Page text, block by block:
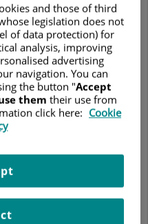
Pozuelo
Juan Bravo
and those of third
legislation does not
of data protection) for
analysis, improving
advertising
navigation. You can
the button "Accept
them their use from
click here: Cookie